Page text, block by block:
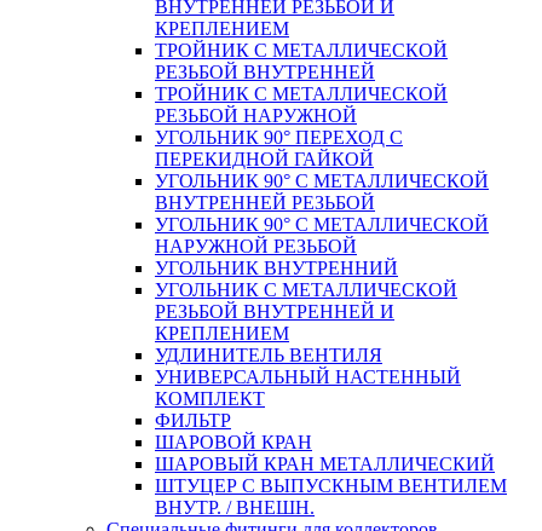
ВНУТРЕННЕЙ РЕЗЬБОЙ И
КРЕПЛЕНИЕМ
ТРОЙНИК С МЕТАЛЛИЧЕСКОЙ
РЕЗЬБОЙ ВНУТРЕННЕЙ
ТРОЙНИК С МЕТАЛЛИЧЕСКОЙ
РЕЗЬБОЙ НАРУЖНОЙ
УГОЛЬНИК 90° ПЕРЕХОД С
ПЕРЕКИДНОЙ ГАЙКОЙ
УГОЛЬНИК 90° С МЕТАЛЛИЧЕСКОЙ
ВНУТРЕННEЙ РЕЗЬБОЙ
УГОЛЬНИК 90° С МЕТАЛЛИЧЕСКОЙ
НАРУЖНОЙ РЕЗЬБОЙ
УГОЛЬНИК ВНУТРЕННИЙ
УГОЛЬНИК С МЕТАЛЛИЧЕСКОЙ
РЕЗЬБОЙ ВНУТРЕННЕЙ И
КРЕПЛЕНИЕМ
УДЛИНИТЕЛЬ ВЕНТИЛЯ
УНИВЕРСАЛЬНЫЙ НАСТЕННЫЙ
КОМПЛЕКТ
ФИЛЬТР
ШАРОВОЙ КРАН
ШАРОВЫЙ КРАН МЕТАЛЛИЧЕСКИЙ
ШТУЦЕР С ВЫПУСКНЫМ ВЕНТИЛЕМ
ВНУТР. / ВНЕШН.